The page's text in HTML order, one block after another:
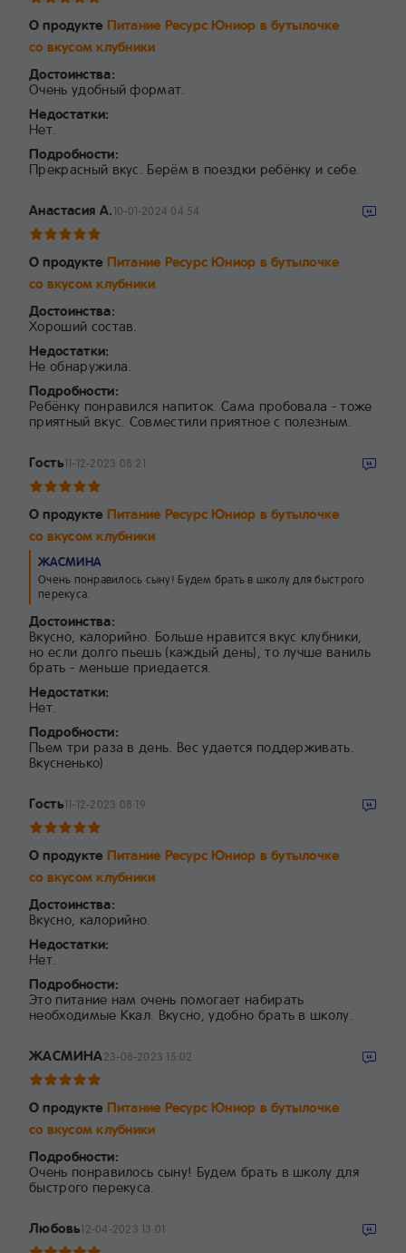
О продукте Питание Ресурс Юниор в бутылочке
со вкусом клубники
Достоинства:
Очень удобный формат.
Недостатки:
Нет.
Подробности:
Прекрасный вкус. Берём в поездки ребёнку и себе.
Анастасия А.10-01-2024 04:54
О продукте Питание Ресурс Юниор в бутылочке
со вкусом клубники
Достоинства:
Хороший состав.
Недостатки:
Не обнаружила.
Подробности:
Ребёнку понравился напиток. Сама пробовала - тоже
приятный вкус. Совместили приятное с полезным.
Гость11-12-2023 08:21
О продукте Питание Ресурс Юниор в бутылочке
со вкусом клубники
ЖАСМИНА
Очень понравилось сыну! Будем брать в школу для быстрого
перекуса.
Достоинства:
Вкусно, калорийно. Больше нравится вкус клубники,
но если долго пьешь (каждый день), то лучше ваниль
брать - меньше приедается.
Недостатки:
Нет.
Подробности:
Пьем три раза в день. Вес удается поддерживать.
Вкусненько)
Гость11-12-2023 08:19
О продукте Питание Ресурс Юниор в бутылочке
со вкусом клубники
Достоинства:
Вкусно, калорийно.
Недостатки:
Нет.
Подробности:
Это питание нам очень помогает набирать
необходимые Ккал. Вкусно, удобно брать в школу.
ЖАСМИНА23-08-2023 15:02
О продукте Питание Ресурс Юниор в бутылочке
со вкусом клубники
Подробности:
Очень понравилось сыну! Будем брать в школу для
быстрого перекуса.
Любовь12-04-2023 13:01